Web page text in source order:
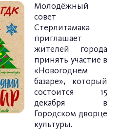
Молодёжный
совет
Стерлитамака
приглашает
жителей города
принять участие в
«Новогоднем
базаре», который
состоится 15
декабря в
Городском дворце
культуры.